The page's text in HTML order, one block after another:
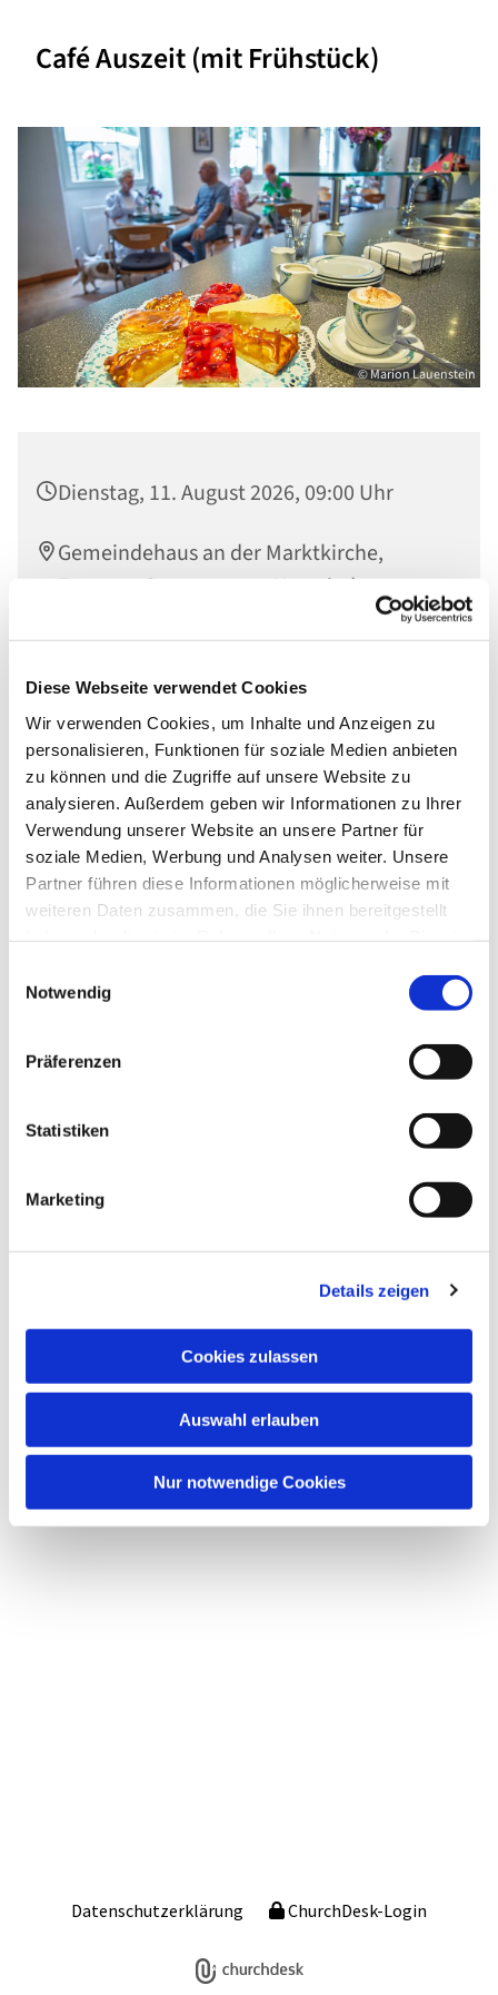
Diese Webseite verwendet Cookies
Wir verwenden Cookies, um Inhalte und Anzeigen zu
personalisieren, Funktionen für soziale Medien anbieten
zu können und die Zugriffe auf unsere Website zu
analysieren. Außerdem geben wir Informationen zu Ihrer
Verwendung unserer Website an unsere Partner für
soziale Medien, Werbung und Analysen weiter. Unsere
Partner führen diese Informationen möglicherweise mit
weiteren Daten zusammen, die Sie ihnen bereitgestellt
Notwendig
Präferenzen
Statistiken
Marketing
Details zeigen
Cookies zulassen
Auswahl erlauben
Nur notwendige Cookies
Café Auszeit (mit Frühstück)
© Marion Lauenstein
Dienstag, 11. August 2026, 09:00 Uhr
Gemeindehaus an der Marktkirche,
Engerser Str. 34, 56564 Neuwied
Dies könnte Sie auch interessieren
Datenschutzerklärung ChurchDesk-Login